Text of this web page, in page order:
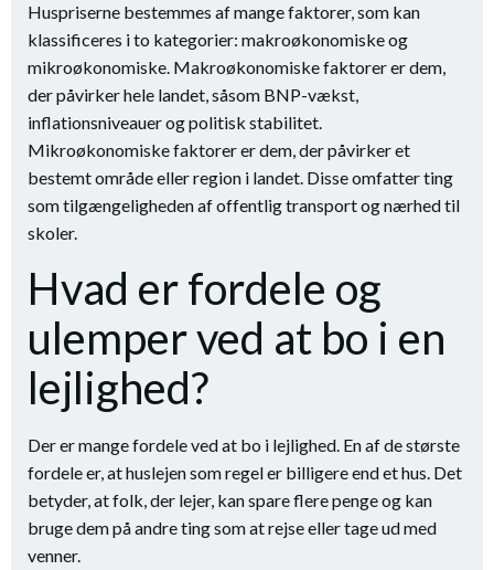
Huspriserne bestemmes af mange faktorer, som kan
klassificeres i to kategorier: makroøkonomiske og
mikroøkonomiske. Makroøkonomiske faktorer er dem,
der påvirker hele landet, såsom BNP-vækst,
inflationsniveauer og politisk stabilitet.
Mikroøkonomiske faktorer er dem, der påvirker et
bestemt område eller region i landet. Disse omfatter ting
som tilgængeligheden af offentlig transport og nærhed til
skoler.
Hvad er fordele og
ulemper ved at bo i en
lejlighed?
Der er mange fordele ved at bo i lejlighed. En af de største
fordele er, at huslejen som regel er billigere end et hus. Det
betyder, at folk, der lejer, kan spare flere penge og kan
bruge dem på andre ting som at rejse eller tage ud med
venner.